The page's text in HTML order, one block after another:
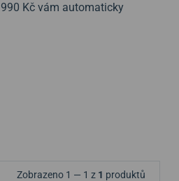
Kč vám automaticky
Zobrazeno 1 — 1 z 1 produktů